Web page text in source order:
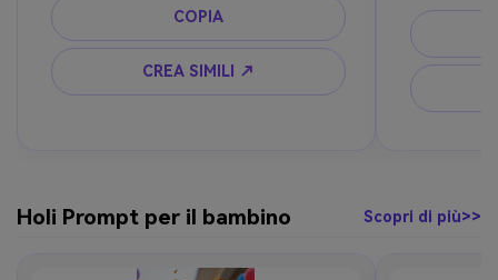
all'aperto, forte atmosfera festiva,
momento sincero, fotografia
cinematografica, luce calda del sole,
ultra-realistico
COPIA
CREA SIMILI ↗
morbida,
umore
realistico
Holi Prompt per il bambino Scopri di più>>